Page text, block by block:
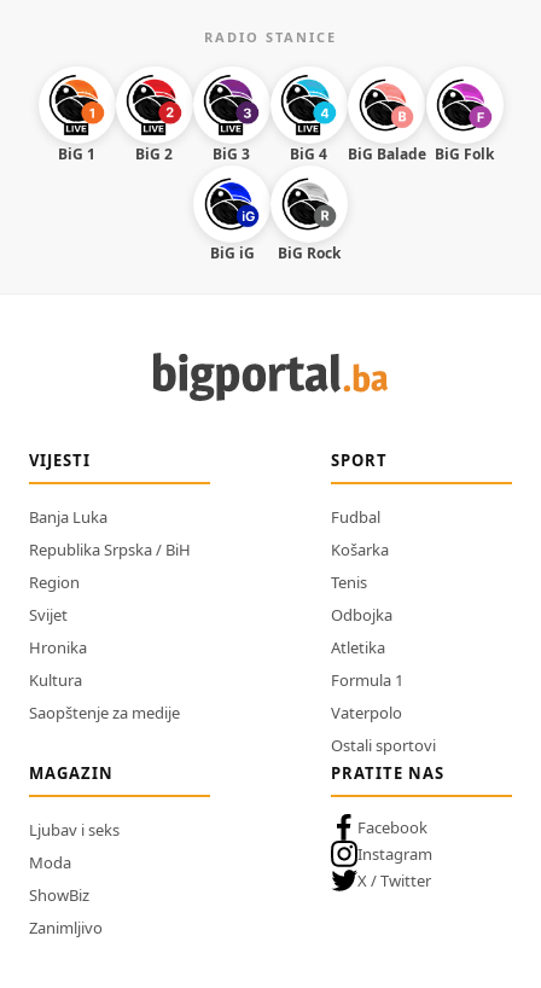
RADIO STANICE
BiG 1 BiG 2 BiG 3 BiG 4 BiG Balade BiG Folk
BiG iG BiG Rock
VIJESTI
Banja Luka
Republika Srpska / BiH
Region
Svijet
Hronika
Kultura
Saopštenje za medije
SPORT
Fudbal
Košarka
Tenis
Odbojka
Atletika
Formula 1
Vaterpolo
Ostali sportovi
MAGAZIN
Ljubav i seks
Moda
ShowBiz
Zanimljivo
PRATITE NAS
Facebook
Instagram
X / Twitter